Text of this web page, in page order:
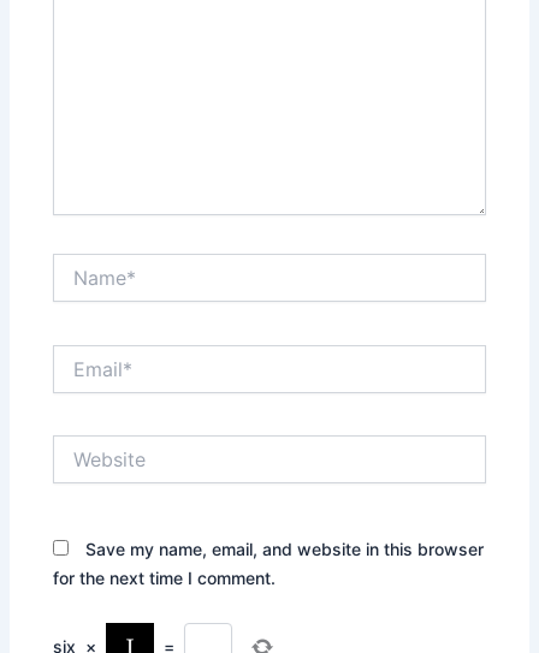
Save my name, email, and website in this browser
for the next time I comment.
six × =